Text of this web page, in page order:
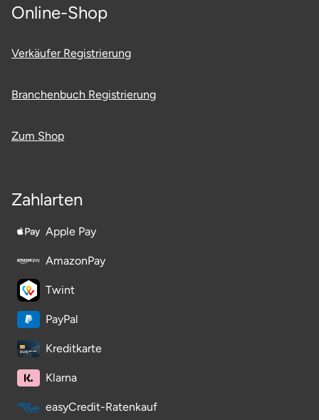
Online-Shop
Verkäufer Registrierung
Branchenbuch Registrierung
Zum Shop
Zahlarten
Apple Pay
AmazonPay
Twint
PayPal
Kreditkarte
Klarna
easyCredit-Ratenkauf